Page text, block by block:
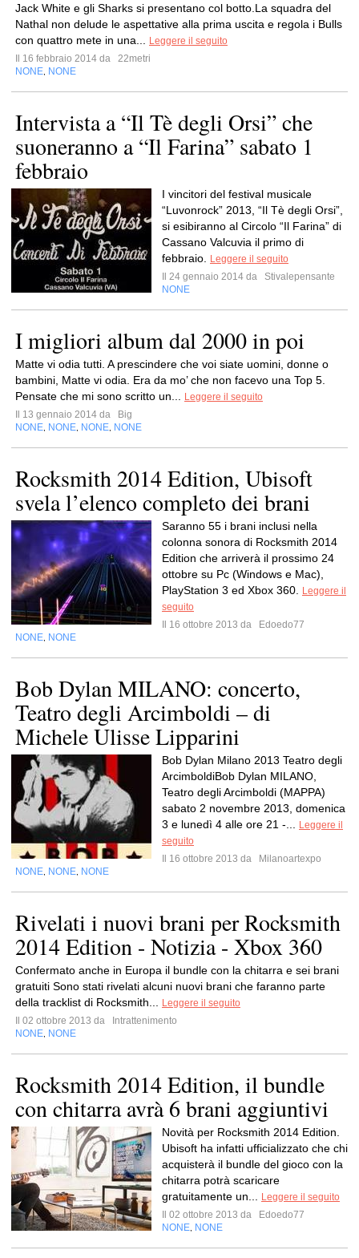
Jack White e gli Sharks si presentano col botto.La squadra del
Nathal non delude le aspettative alla prima uscita e regola i Bulls
con quattro mete in una...
Leggere il seguito
Il 16 febbraio 2014 da
22metri
NONE NONE
Intervista a “Il Tè degli Orsi” che
suoneranno a “Il Farina” sabato 1
febbraio
I vincitori del festival musicale
“Luvonrock” 2013, “Il Tè degli Orsi”,
si esibiranno al Circolo “Il Farina” di
Cassano Valcuvia il primo di
febbraio.
Leggere il seguito
Il 24 gennaio 2014 da
Stivalepensante
NONE
I migliori album dal 2000 in poi
Matte vi odia tutti. A prescindere che voi siate uomini, donne o
bambini, Matte vi odia. Era da mo’ che non facevo una Top 5.
Pensate che mi sono scritto un...
Leggere il seguito
Il 13 gennaio 2014 da
Big
NONE NONE NONE NONE
Rocksmith 2014 Edition, Ubisoft
svela l’elenco completo dei brani
Saranno 55 i brani inclusi nella
colonna sonora di Rocksmith 2014
Edition che arriverà il prossimo 24
ottobre su Pc (Windows e Mac),
PlayStation 3 ed Xbox 360.
Leggere il
seguito
Il 16 ottobre 2013 da
Edoedo77
NONE NONE
Bob Dylan MILANO: concerto,
Teatro degli Arcimboldi – di
Michele Ulisse Lipparini
Bob Dylan Milano 2013 Teatro degli
ArcimboldiBob Dylan MILANO,
Teatro degli Arcimboldi (MAPPA)
sabato 2 novembre 2013, domenica
3 e lunedì 4 alle ore 21 -...
Leggere il
seguito
Il 16 ottobre 2013 da
Milanoartexpo
NONE NONE NONE
Rivelati i nuovi brani per Rocksmith
2014 Edition - Notizia - Xbox 360
Confermato anche in Europa il bundle con la chitarra e sei brani
gratuiti Sono stati rivelati alcuni nuovi brani che faranno parte
della tracklist di Rocksmith...
Leggere il seguito
Il 02 ottobre 2013 da
Intrattenimento
NONE NONE
Rocksmith 2014 Edition, il bundle
con chitarra avrà 6 brani aggiuntivi
Novità per Rocksmith 2014 Edition.
Ubisoft ha infatti ufficializzato che chi
acquisterà il bundle del gioco con la
chitarra potrà scaricare
gratuitamente un...
Leggere il seguito
Il 02 ottobre 2013 da
Edoedo77
NONE NONE